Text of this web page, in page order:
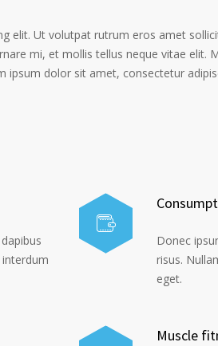
elit. Ut volutpat rutrum eros amet
mi, et mollis tellus neque vitae elit.
ipsum dolor sit amet, consectetur
Donec
risus.
eget.
Muscle